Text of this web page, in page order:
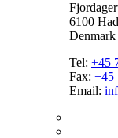
6100
Denmark
Tel: +45
Fax: +45
Email: